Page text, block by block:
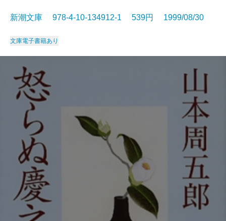
新潮文庫 978-4-10-134912-1 539円 1999/08/30
文庫電子書籍あり